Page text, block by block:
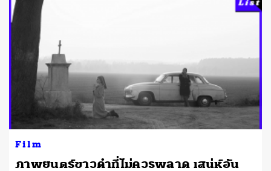
Film
ภาพยนตร์ขาวดำที่ไม่ควรพลาด เสน่ห์อัน